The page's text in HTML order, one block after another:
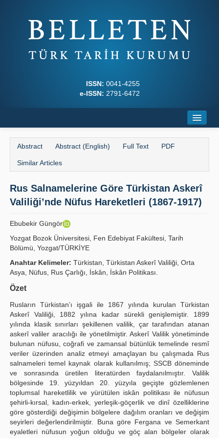
ISSN: 0041-4255
e-ISSN: 2791-6472
Journal Boards
Writing Rules
Guidelines
Contact Us
Abstract Abstract (English) Full Text PDF
Similar Articles
Rus Salnamelerine Göre Türkistan Askerî
Valiliği’nde Nüfus Hareketleri (1867-1917)
Ebubekir Güngör
Yozgat Bozok Üniversitesi, Fen Edebiyat Fakültesi, Tarih
Bölümü, Yozgat/TÜRKİYE
Anahtar Kelimeler: Türkistan, Türkistan Askerî Valiliği, Orta
Asya, Nüfus, Rus Çarlığı, İskân, İskân Politikası.
Özet
Rusların Türkistan’ı işgali ile 1867 yılında kurulan Türkistan
Askerî Valiliği, 1882 yılına kadar sürekli genişlemiştir. 1899
yılında klasik sınırları şekillenen valilik, çar tarafından atanan
askerî valiler aracılığı ile yönetilmiştir. Askerî Valilik yönetiminde
bulunan nüfusu, coğrafi ve zamansal bütünlük temelinde resmî
veriler üzerinden analiz etmeyi amaçlayan bu çalışmada Rus
salnameleri temel kaynak olarak kullanılmış; SSCB döneminde
ve sonrasında üretilen literatürden faydalanılmıştır. Valilik
bölgesinde 19. yüzyıldan 20. yüzyıla geçişte gözlemlenen
toplumsal hareketlilik ve yürütülen iskân politikası ile nüfusun
şehirli-kırsal, kadın-erkek, yerleşik-göçerlik ve dinî özelliklerine
göre gösterdiği değişimin bölgelere dağılım oranları ve değişim
seyirleri değerlendirilmiştir. Buna göre Fergana ve Semerkant
eyaletleri nüfusun yoğun olduğu ve göç alan bölgeler olarak